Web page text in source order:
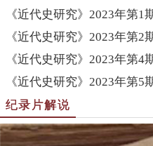
《近代史研究》2023年第1
《近代史研究》2023年第2
《近代史研究》2023年第4
《近代史研究》2023年第5
纪录片解说